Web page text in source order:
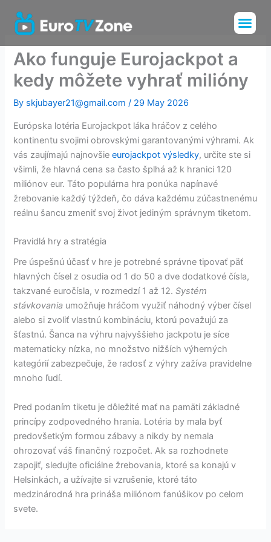
content
Ako funguje Eurojackpot a
kedy môžete vyhrať milióny
By skjubayer21@gmail.com/ 29 May 2026
Európska lotéria Eurojackpot láka hráčov z celého
kontinentu svojimi obrovskými garantovanými výhrami. Ak
vás zaujímajú najnovšieeurojackpot výsledky, určite ste si
všimli, že hlavná cena sa často šplhá až k hranici 120
miliónov eur. Táto populárna hra ponúka napínavé
žrebovanie každý týždeň, čo dáva každému zúčastnenému
reálnu šancu zmeniť svoj život jediným správnym tiketom.
Pravidlá hry a stratégia
Pre úspešnú účasť v hre je potrebné správne tipovať päť
hlavných čísel z osudia od 1 do 50 a dve dodatkové čísla,
takzvané euročísla, v rozmedzí 1 až 12.Systém
stávkovania umožňuje hráčom využiť náhodný výber čísel
alebo si zvoliť vlastnú kombináciu, ktorú považujú za
šťastnú. Šanca na výhru najvyššieho jackpotu je síce
matematicky nízka, no množstvo nižších výherných
kategórií zabezpečuje, že radosť z výhry zažíva pravidelne
mnoho ľudí.
Pred podaním tiketu je dôležité mať na pamäti základné
princípy zodpovedného hrania. Lotéria by mala byť
predovšetkým formou zábavy a nikdy by nemala
ohrozovať váš finančný rozpočet. Ak sa rozhodnete
zapojiť, sledujte oficiálne žrebovania, ktoré sa konajú v
Helsinkách, a užívajte si vzrušenie, ktoré táto
medzinárodná hra prináša miliónom fanúšikov po celom
svete.